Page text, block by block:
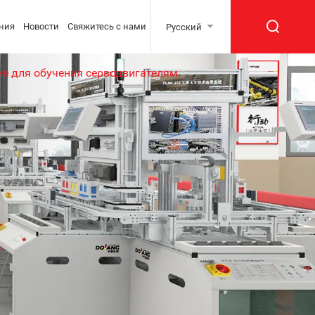
Новости Свяжитесь с нами Русский
для обучения серводвигателям